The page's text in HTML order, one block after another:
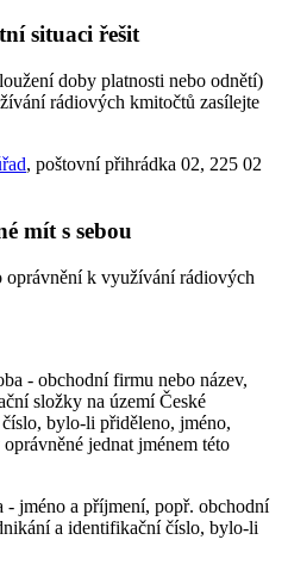
situaci řešit
doby platnosti nebo odnětí)
rádiových kmitočtů zasílejte
, poštovní přihrádka 02, 225 02
mít s sebou
k využívání rádiových
- obchodní firmu nebo název,
složky na území České
bylo-li přiděleno, jméno,
jednat jménem této
jméno a příjmení, popř. obchodní
a identifikační číslo, bylo-li